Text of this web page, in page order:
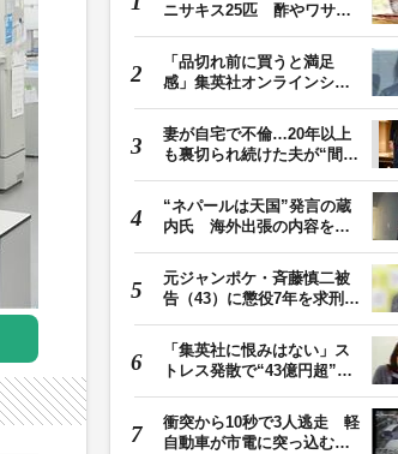
ニサキス25匹 酢やワサビ
「品切れ前に買うと満足
感」集英社オンラインショ
妻が自宅で不倫…20年以上
も裏切られ続けた夫が“間
“ネパールは天国”発言の蔵
内氏 海外出張の内容を説
元ジャンポケ・斉藤慎二被
告（43）に懲役7年を求刑
「集英社に恨みはない」ス
トレス発散で“43億円超”の
衝突から10秒で3人逃走 軽
自動車が市電に突っ込む一